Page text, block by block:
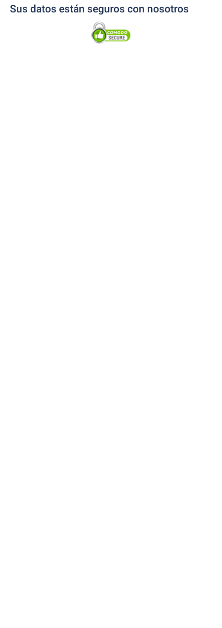
Sus datos están seguros con nosotros